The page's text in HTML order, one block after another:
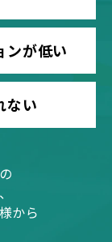
ンが低い
ない
から